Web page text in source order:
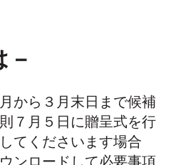
－
から３月末日まで候補
７月５日に贈呈式を行
てくださいます場合